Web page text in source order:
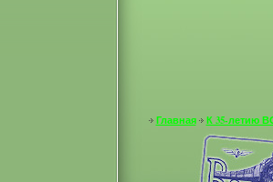
Главная К 35-летию